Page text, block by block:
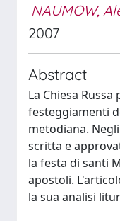
NAUMOW,
2007
Abstract
La Chiesa
festeggiamenti
metodiana.
scritta e
la festa di santi
apostoli.
la sua analisi